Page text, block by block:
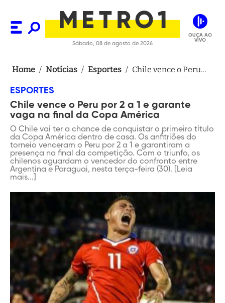
Sábado, 08 de agosto de 2026
OUÇA AO
VIVO
Home / Notícias / Esportes / Chile vence o Peru
América
ESPORTES
Chile vence o Peru por 2 a 1 e garante
vaga na final da Copa América
O Chile vai ter a chance de conquistar o primeiro título
da Copa América dentro de casa. Os anfitriões do
torneio venceram o Peru por 2 a 1 e garantiram a
presença na final da competição. Com o triunfo, os
chilenos aguardam o vencedor do confronto entre
Argentina e Paraguai, nesta terça-feira (30). [Leia
mais...]